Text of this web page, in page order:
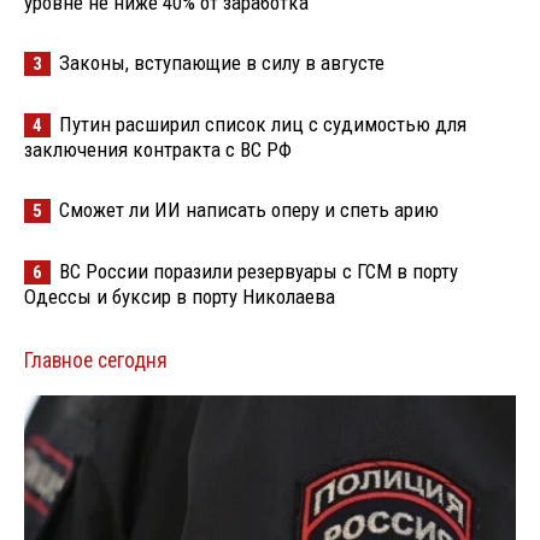
3 Законы, вступающие в силу в августе
4
Путин расширил список лиц с судимостью для
заключения контракта с ВС РФ
5 Сможет ли ИИ написать оперу и спеть арию
6
ВС России поразили резервуары с ГСМ в порту
Одессы и буксир в порту Николаева
Главное сегодня